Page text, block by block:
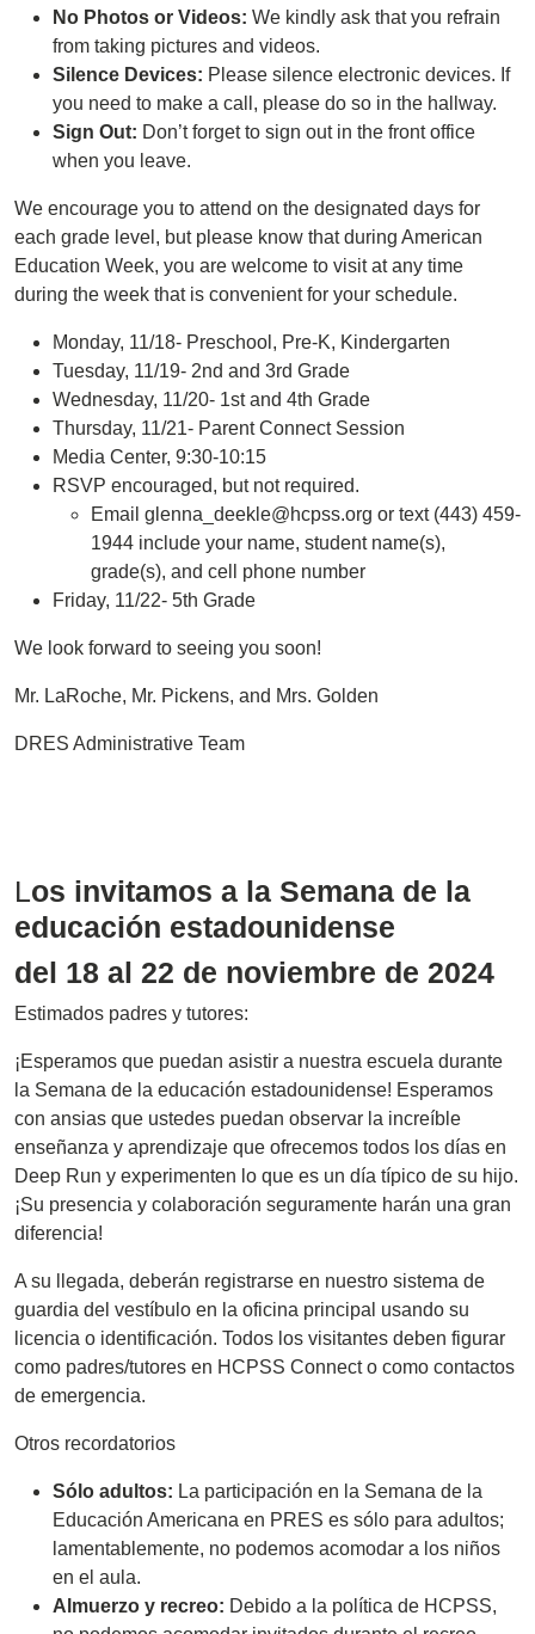
No Photos or Videos: We kindly ask that you refrain
from taking pictures and videos.
Silence Devices: Please silence electronic devices. If
you need to make a call, please do so in the hallway.
Sign Out: Don’t forget to sign out in the front office
when you leave.
We encourage you to attend on the designated days for
each grade level, but please know that during American
Education Week, you are welcome to visit at any time
during the week that is convenient for your schedule.
Monday, 11/18- Preschool, Pre-K, Kindergarten
Tuesday, 11/19- 2nd and 3rd Grade
Wednesday, 11/20- 1st and 4th Grade
Thursday, 11/21- Parent Connect Session
Media Center, 9:30-10:15
RSVP encouraged, but not required.
Email glenna_deekle@hcpss.org or text (443) 459-
1944 include your name, student name(s),
grade(s), and cell phone number
Friday, 11/22- 5th Grade
We look forward to seeing you soon!
Mr. LaRoche, Mr. Pickens, and Mrs. Golden
DRES Administrative Team
Los invitamos a la Semana de la
educación estadounidense
del 18 al 22 de noviembre de 2024
Estimados padres y tutores:
¡Esperamos que puedan asistir a nuestra escuela durante
la Semana de la educación estadounidense! Esperamos
con ansias que ustedes puedan observar la increíble
enseñanza y aprendizaje que ofrecemos todos los días en
Deep Run y experimenten lo que es un día típico de su hijo.
¡Su presencia y colaboración seguramente harán una gran
diferencia!
A su llegada, deberán registrarse en nuestro sistema de
guardia del vestíbulo en la oficina principal usando su
licencia o identificación. Todos los visitantes deben figurar
como padres/tutores en HCPSS Connect o como contactos
de emergencia.
Otros recordatorios
Sólo adultos: La participación en la Semana de la
Educación Americana en PRES es sólo para adultos;
lamentablemente, no podemos acomodar a los niños
en el aula.
Almuerzo y recreo: Debido a la política de HCPSS,